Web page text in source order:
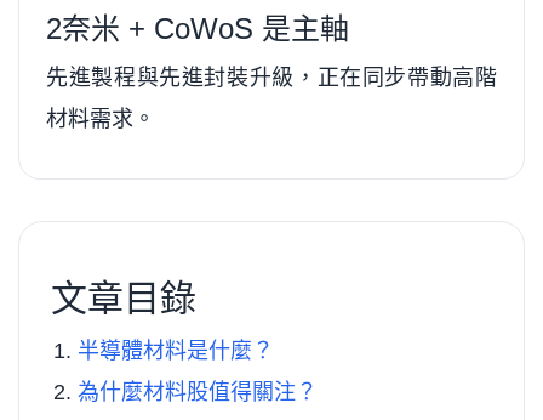
2奈米 + CoWoS 是主軸
先進製程與先進封裝升級，正在同步帶動高階
材料需求。
文章目錄
半導體材料是什麼？
為什麼材料股值得關注？